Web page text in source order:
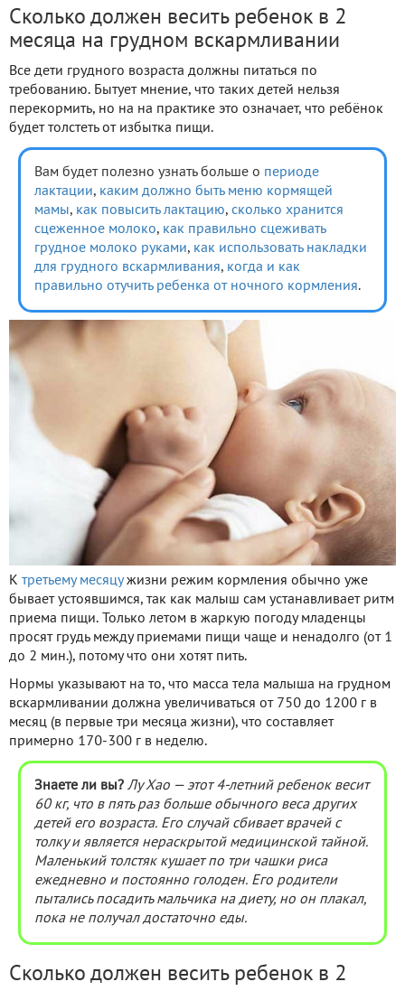
Сколько должен весить ребенок в 2
месяца на грудном вскармливании
Все дети грудного возраста должны питаться по
требованию. Бытует мнение, что таких детей нельзя
перекормить, но на на практике это означает, что ребёнок
будет толстеть от избытка пищи.
Вам будет полезно узнать больше о периоде
лактации, каким должно быть меню кормящей
мамы, как повысить лактацию, сколько хранится
сцеженное молоко, как правильно сцеживать
грудное молоко руками, как использовать накладки
для грудного вскармливания, когда и как
правильно отучить ребенка от ночного кормления.
К третьему месяцужизни режим кормления обычно уже
бывает устоявшимся, так как малыш сам устанавливает ритм
приема пищи. Только летом в жаркую погоду младенцы
просят грудь между приемами пищи чаще и ненадолго (от 1
до 2 мин.), потому что они хотят пить.
Нормы указывают на то, что масса тела малыша на грудном
вскармливании должна увеличиваться от 750 до 1200 г в
месяц (в первые три месяца жизни), что составляет
примерно 170-300 г в неделю.
Знаете ли вы? Лу Хао — этот 4-летний ребенок весит
60 кг, что в пять раз больше обычного веса других
детей его возраста. Его случай сбивает врачей с
толку и является нераскрытой медицинской тайной.
Маленький толстяк кушает по три чашки риса
ежедневно и постоянно голоден. Его родители
пытались посадить мальчика на диету, но он плакал,
пока не получал достаточно еды.
Сколько должен весить ребенок в 2